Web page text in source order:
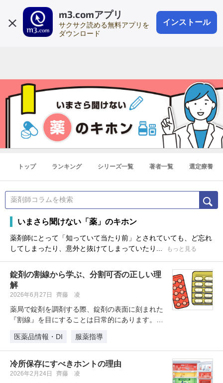
m3.comアプリ
サクサク読める無料アプリを
ダウンロード
インストール
会員登録
登録1分
トップ ランキング シリーズ一覧 著者一覧 選定療養
いまさら聞けない「薬」のキホン
薬剤師にとって「知っていて当たり前」とされていても、ど忘れ
してしまったり、意外と抜けてしまっていたり...
もっと見る
錠剤の割線から学ぶ、分割可否の正しい理
解
2026年6月27日 齊藤 凌
薬局で錠剤を調剤する際、錠剤の表面に刻まれた
『割線』を目にすることは日常的にあります。こ
医薬品情報・DI
服薬指導
冷所保存にすべきホントの理由
2026年2月24日 齊藤 凌